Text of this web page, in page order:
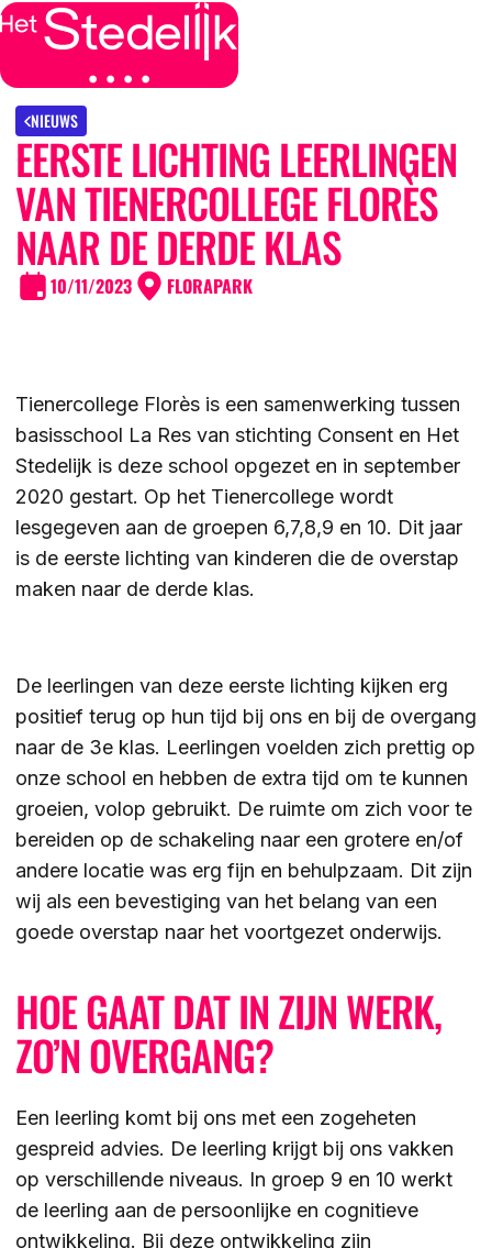
IK BEN
GROEP 7/8 LEERLING/OUDER
LEERLING/OUDER VAN HET STEDELIJK
IK WIL MEER WETEN
OVER
DE LOCATIES
DE ORGANISATIE
DE OPEN DAGEN
KENNISBANK
WERKEN BIJ
ZOEKEN
MENU
SLUITEN
NIEUWS
EERSTE LICHTING LEERLINGEN
VAN TIENERCOLLEGE FLORÈS
NAAR DE DERDE KLAS
10/11/2023 FLORAPARK
Tienercollege Florès is een samenwerking tussen
basisschool La Res van stichting Consent en Het
Stedelijk is deze school opgezet en in september
2020 gestart. Op het Tienercollege wordt
lesgegeven aan de groepen 6,7,8,9 en 10. Dit jaar
is de eerste lichting van kinderen die de overstap
maken naar de derde klas.
De leerlingen van deze eerste lichting kijken erg
positief terug op hun tijd bij ons en bij de overgang
naar de 3e klas. Leerlingen voelden zich prettig op
onze school en hebben de extra tijd om te kunnen
groeien, volop gebruikt. De ruimte om zich voor te
bereiden op de schakeling naar een grotere en/of
andere locatie was erg fijn en behulpzaam. Dit zijn
wij als een bevestiging van het belang van een
goede overstap naar het voortgezet onderwijs.
HOE GAAT DAT IN ZIJN WERK,
ZO’N OVERGANG?
Een leerling komt bij ons met een zogeheten
gespreid advies. De leerling krijgt bij ons vakken
op verschillende niveaus. In groep 9 en 10 werkt
de leerling aan de persoonlijke en cognitieve
ontwikkeling. Bij deze ontwikkeling zijn